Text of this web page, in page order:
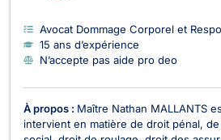
Avocat Dommage Corporel et
15 ans d’expérience
N’accepte pas aide pro deo
À propos : Maître Nathan MALLANTS
intervient en matière de droit pénal,